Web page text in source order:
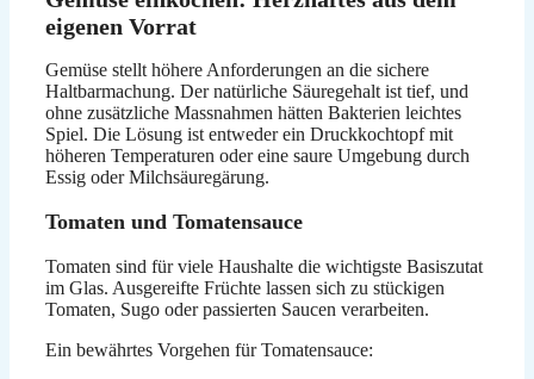
eigenen Vorrat
Gemüse stellt höhere Anforderungen an die sichere
Haltbarmachung. Der natürliche Säuregehalt ist tief, und
ohne zusätzliche Massnahmen hätten Bakterien leichtes
Spiel. Die Lösung ist entweder ein Druckkochtopf mit
höheren Temperaturen oder eine saure Umgebung durch
Essig oder Milchsäuregärung.
Tomaten und Tomatensauce
Tomaten sind für viele Haushalte die wichtigste Basiszutat
im Glas. Ausgereifte Früchte lassen sich zu stückigen
Tomaten, Sugo oder passierten Saucen verarbeiten.
Ein bewährtes Vorgehen für Tomatensauce: